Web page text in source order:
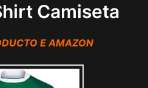
Camiseta
E AMAZON